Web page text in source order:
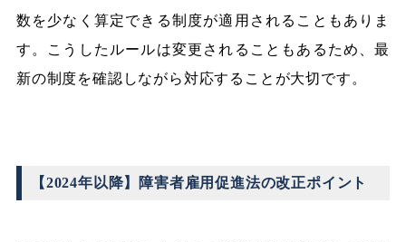
数を少なく算定できる制度が適用されることもありま
す。こうしたルールは変更されることもあるため、最
新の制度を確認しながら対応することが大切です。
【2024年以降】障害者雇用促進法の改正ポイント